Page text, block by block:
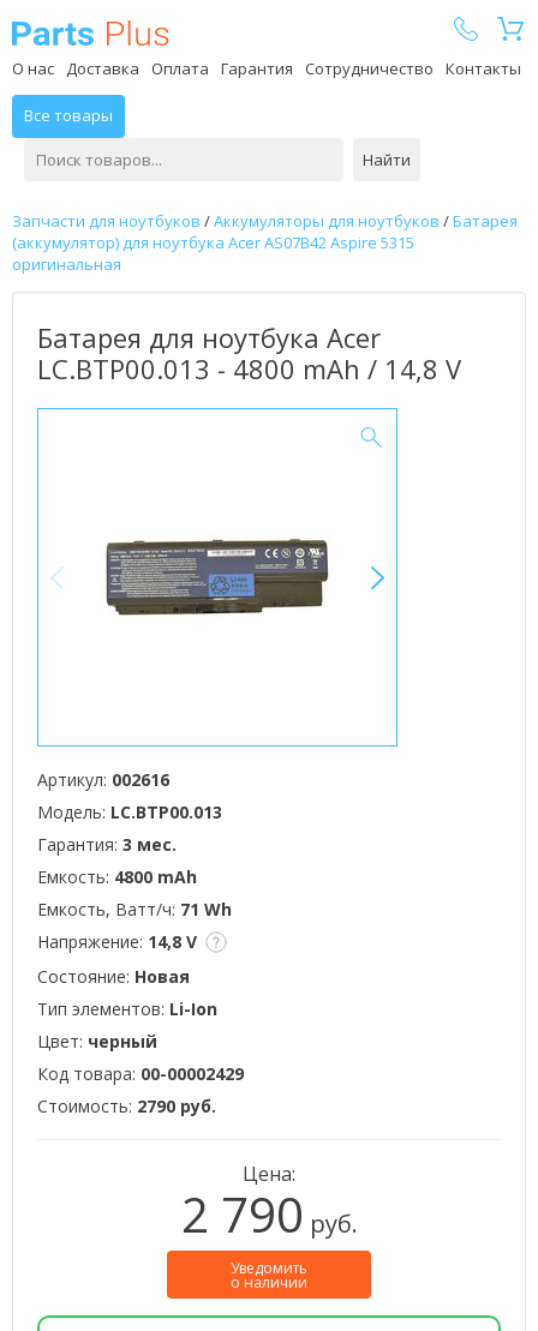
О нас Доставка Оплата Гарантия Сотрудничество Контакты
Все товары
Найти
Запчасти для ноутбуков /Аккумуляторы для ноутбуков /Батарея
(аккумулятор) для ноутбука Acer AS07B42 Aspire 5315
оригинальная
Батарея для ноутбука Acer
LC.BTP00.013 - 4800 mAh / 14,8 V
Артикул: 002616
Модель: LC.BTP00.013
Гарантия: 3 мес.
Емкость: 4800 mAh
Емкость, Ватт/ч: 71 Wh
Напряжение: 14,8 V
Состояние: Новая
Тип элементов: Li-Ion
Цвет: черный
Код товара: 00-00002429
Стоимость: 2790 руб.
Цена:
2 790 руб.
Уведомить
о наличии